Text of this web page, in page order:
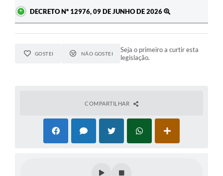
DECRETO Nº 12976, 09 DE JUNHO DE 2026
GOSTEI NÃO GOSTEI
Seja o primeiro a curtir esta
legislação.
COMPARTILHAR